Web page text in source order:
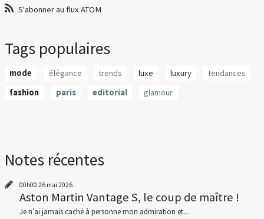
S'abonner au flux ATOM
Tags populaires
mode élégance trends luxe luxury
tendances
fashion
paris editorial glamour
Notes récentes
00h00 26 mai 2026
Aston Martin Vantage S, le coup de maître !
Je n’ai jamais caché à personne mon admiration et...